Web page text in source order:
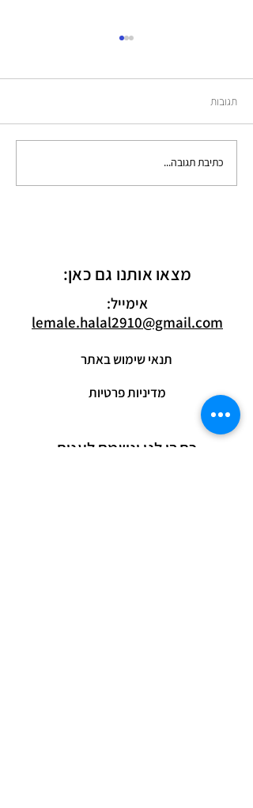
תגובות
כתיבת תגובה...
מצאו אותנו גם כאן:
אימייל:
lemale.halal2910@gmail.com
תנאי שימוש באתר
מדיניות פרטיות
כתבו לנו ונשמח לענות